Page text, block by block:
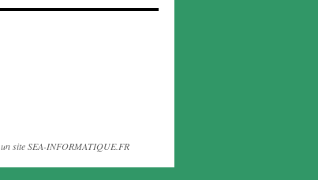
un site SEA-INFORMATIQUE.FR